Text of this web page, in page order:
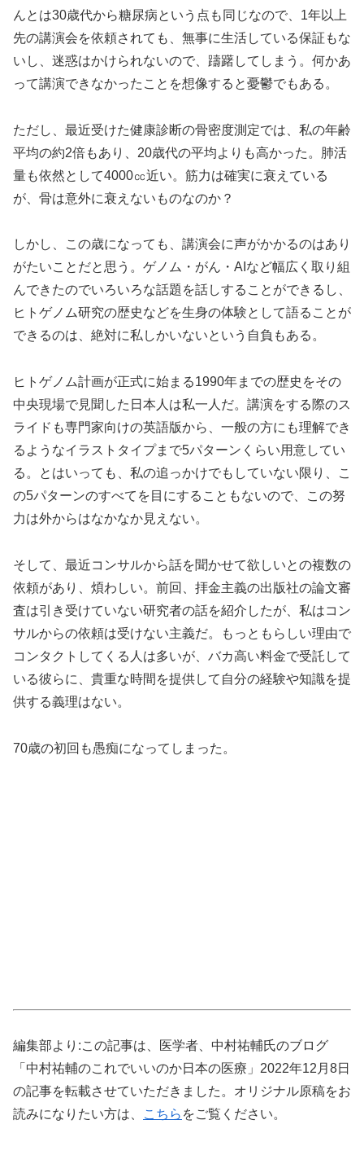
んとは30歳代から糖尿病という点も同じなので、1年以上
先の講演会を依頼されても、無事に生活している保証もな
いし、迷惑はかけられないので、躊躇してしまう。何かあ
って講演できなかったことを想像すると憂鬱でもある。
ただし、最近受けた健康診断の骨密度測定では、私の年齢
平均の約2倍もあり、20歳代の平均よりも高かった。肺活
量も依然として4000㏄近い。筋力は確実に衰えている
が、骨は意外に衰えないものなのか？
しかし、この歳になっても、講演会に声がかかるのはあり
がたいことだと思う。ゲノム・がん・AIなど幅広く取り組
んできたのでいろいろな話題を話しすることができるし、
ヒトゲノム研究の歴史などを生身の体験として語ることが
できるのは、絶対に私しかいないという自負もある。
ヒトゲノム計画が正式に始まる1990年までの歴史をその
中央現場で見聞した日本人は私一人だ。講演をする際のス
ライドも専門家向けの英語版から、一般の方にも理解でき
るようなイラストタイプまで5パターンくらい用意してい
る。とはいっても、私の追っかけでもしていない限り、こ
の5パターンのすべてを目にすることもないので、この努
力は外からはなかなか見えない。
そして、最近コンサルから話を聞かせて欲しいとの複数の
依頼があり、煩わしい。前回、拝金主義の出版社の論文審
査は引き受けていない研究者の話を紹介したが、私はコン
サルからの依頼は受けない主義だ。もっともらしい理由で
コンタクトしてくる人は多いが、バカ高い料金で受託して
いる彼らに、貴重な時間を提供して自分の経験や知識を提
供する義理はない。
70歳の初回も愚痴になってしまった。
編集部より:この記事は、医学者、中村祐輔氏のブログ
「中村祐輔のこれでいいのか日本の医療」2022年12月8日
の記事を転載させていただきました。オリジナル原稿をお
読みになりたい方は、
こちら をご覧ください。